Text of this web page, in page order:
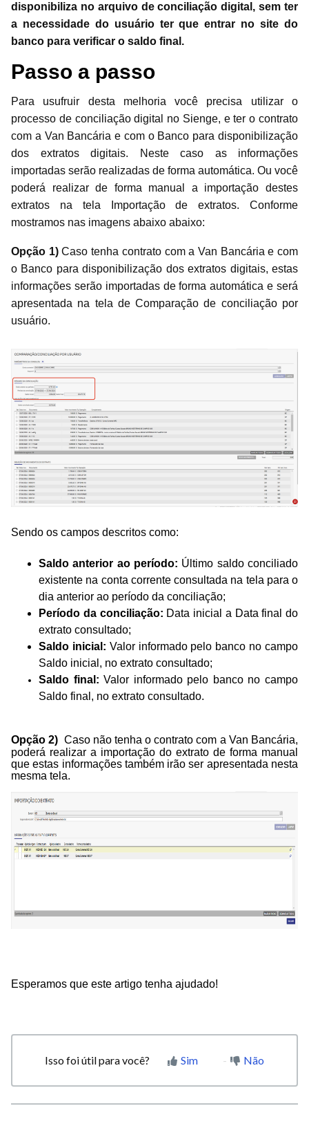
disponibiliza no arquivo de conciliação digital, sem ter
a necessidade do usuário ter que entrar no site do
banco para verificar o saldo final.
Passo a passo
Para usufruir desta melhoria você precisa utilizar o
processo de conciliação digital no Sienge, e ter o contrato
com a Van Bancária e com o Banco para disponibilização
dos extratos digitais. Neste caso as informações
importadas serão realizadas de forma automática. Ou você
poderá realizar de forma manual a importação destes
extratos na tela Importação de extratos. Conforme
mostramos nas imagens abaixo abaixo:
Opção 1)Caso tenha contrato com a Van Bancária e com
o Banco para disponibilização dos extratos digitais, estas
informações serão importadas de forma automática e será
apresentada na tela de Comparação de conciliação por
usuário.
Sendo os campos descritos como:
Saldo anterior ao período: Último saldo conciliado
existente na conta corrente consultada na tela para o
dia anterior ao período da conciliação;
Período da conciliação: Data inicial a Data final do
extrato consultado;
Saldo inicial: Valor informado pelo banco no campo
Saldo inicial, no extrato consultado;
Saldo final:Valor informado pelo banco no campo
Saldo final, no extrato consultado.
Opção 2) Caso não tenha o contrato com a Van Bancária,
poderá realizar a importação do extrato de forma manual
que estas informações também irão ser apresentada nesta
mesma tela.
Esperamos que este artigo tenha ajudado!
Isso foi útil para você? Sim Não